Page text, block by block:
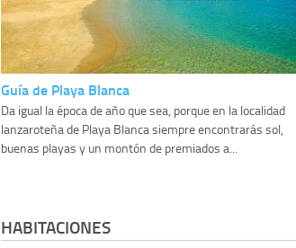
Guía de Playa Blanca
Da igual la época de año que sea, porque en la localidad
lanzaroteña de Playa Blanca siempre encontrarás sol,
buenas playas y un montón de premiados a...
HABITACIONES